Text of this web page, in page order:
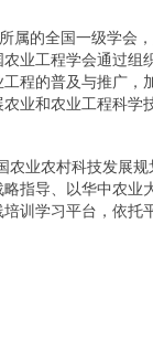
属的全国一级学会
业工程学会通过
程的普及与推广
业和农业工程科
农业农村科技发展
指导、以华中农
训学习平台，依托